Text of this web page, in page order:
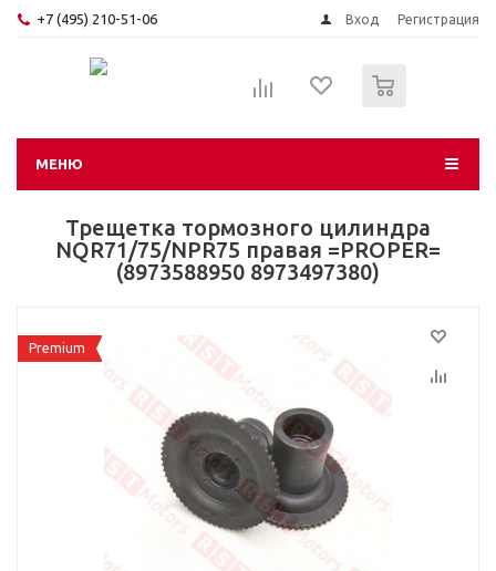
+7 (495) 210-51-06 Вход Регистрация
МЕНЮ
Трещетка тормозного цилиндра
NQR71/75/NPR75 правая =PROPER=
(8973588950 8973497380)
Premium